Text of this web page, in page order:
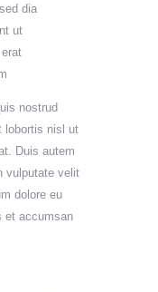
dia
ut
nostrud
lobortis nisl ut
Duis autem
vulputate velit
dolore eu
et accumsan